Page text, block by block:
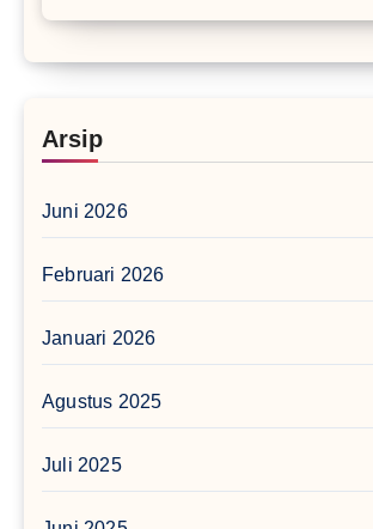
Arsip
Juni 2026
Februari 2026
Januari 2026
Agustus 2025
Juli 2025